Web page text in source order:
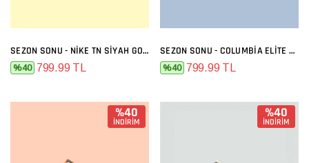
SEZON SONU - NIKE TN SIYAH GOLD
%40 799.99 TL
SEZON SONU - COLUMBIA ELITE SIYAH FÜME
%40 799.99 TL
%40
İNDİRİM
%40
İNDİRİM